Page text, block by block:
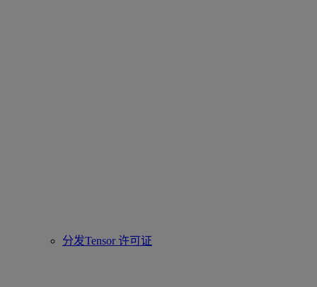
分发Tensor 许可证